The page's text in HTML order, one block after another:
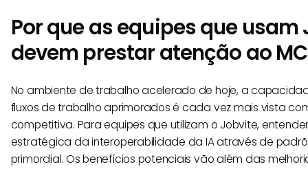
Por que as equipes que usam
devem prestar atenção ao
No ambiente de trabalho acelerado de hoje, a
fluxos de trabalho aprimorados é cada vez mais vista
competitiva. Para equipes que utilizam o Jobvite,
estratégica da interoperabilidade da IA através de
primordial. Os benefícios potenciais vão além das